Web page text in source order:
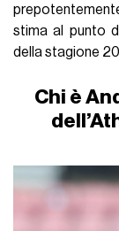
stima al punto
della stagione
Chi è